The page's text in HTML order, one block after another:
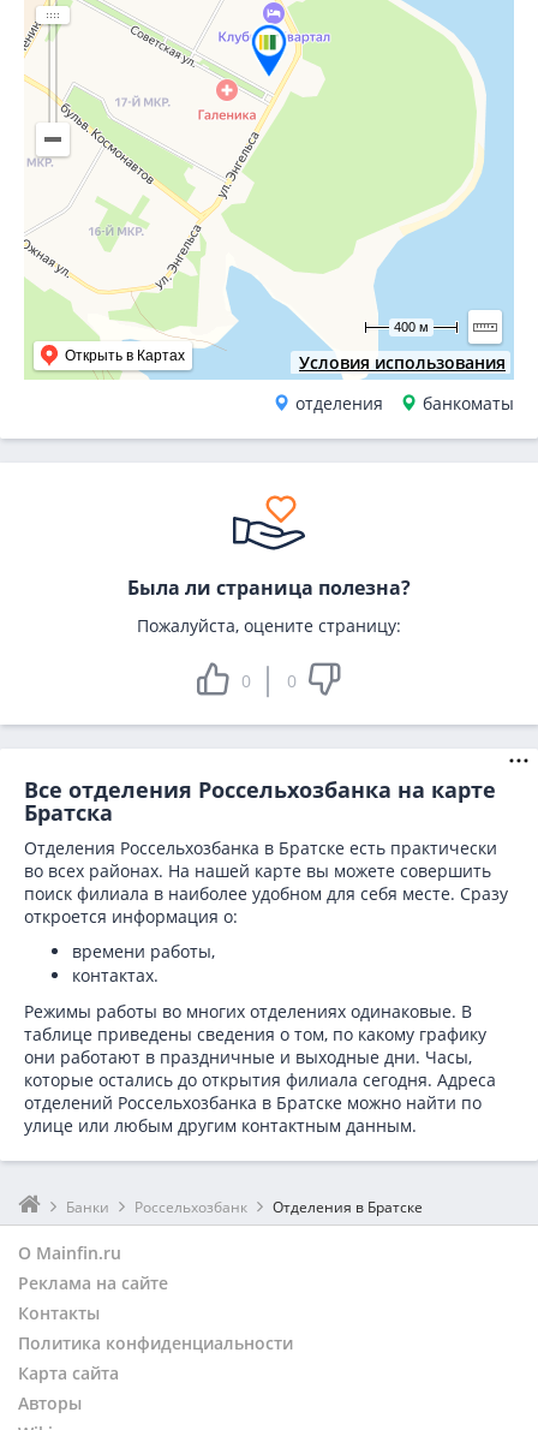
Условия использования
Открыть в Картах
400 м
отделения банкоматы
Была ли страница полезна?
Пожалуйста, оцените страницу:
0 0
Все отделения Россельхозбанка на карте
Братска
Отделения Россельхозбанка в Братске есть практически
во всех районах. На нашей карте вы можете совершить
поиск филиала в наиболее удобном для себя месте. Сразу
откроется информация о:
времени работы,
контактах.
Режимы работы во многих отделениях одинаковые. В
таблице приведены сведения о том, по какому графику
они работают в праздничные и выходные дни. Часы,
которые остались до открытия филиала сегодня. Адреса
отделений Россельхозбанка в Братске можно найти по
улице или любым другим контактным данным.
Банки Россельхозбанк Отделения в Братске
О Mainfin.ru
Реклама на сайте
Контакты
Политика конфиденциальности
Карта сайта
Авторы